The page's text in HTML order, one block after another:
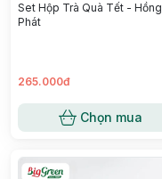
Set Hộp Trà Quà Tết - Hồng
Phát
265.000đ
Chọn mua